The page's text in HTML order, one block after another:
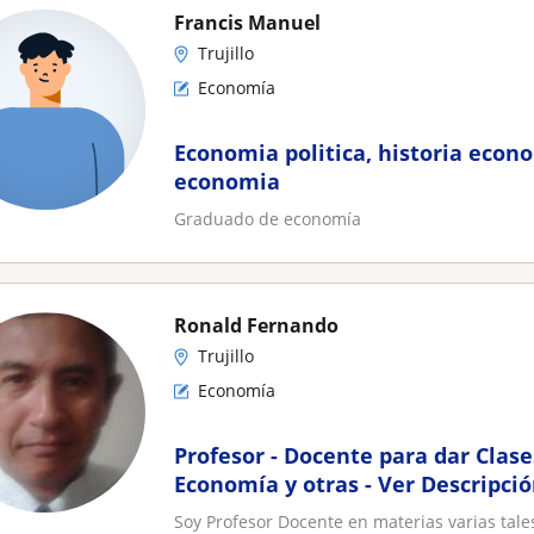
Francis Manuel
Trujillo
Economía
Economia politica, historia
economia
Graduado de economía
Ronald Fernando
Trujillo
Economía
Profesor - Docente para dar
Economía y otras - Ver
Soy Profesor Docente en materias varias